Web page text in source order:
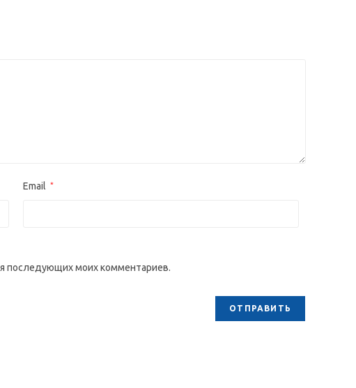
Email *
последующих моих комментариев.